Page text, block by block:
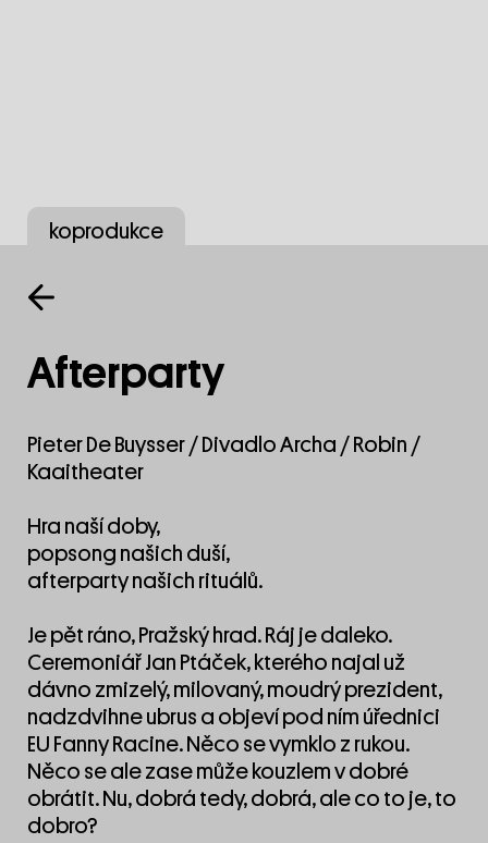
koprodukce
Afterparty
Pieter De Buysser / Divadlo Archa / Robin /
Kaaitheater
Hra naší doby,
popsong našich duší,
afterparty našich rituálů.
Je pět ráno, Pražský hrad. Ráj je daleko.
Ceremoniář Jan Ptáček, kterého najal už
dávno zmizelý, milovaný, moudrý prezident,
nadzdvihne ubrus a objeví pod ním úřednici
EU Fanny Racine. Něco se vymklo z rukou.
Něco se ale zase může kouzlem v dobré
obrátit. Nu, dobrá tedy, dobrá, ale co to je, to
dobro?